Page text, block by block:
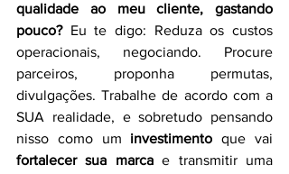
qualidade ao meu cliente, gastando
pouco? Eu te digo: Reduza os custos
operacionais, negociando. Procure
parceiros, proponha permutas,
divulgações. Trabalhe de acordo com a
SUA realidade, e sobretudo pensando
nisso como um investimento
fortalecer sua marca e transmitir uma